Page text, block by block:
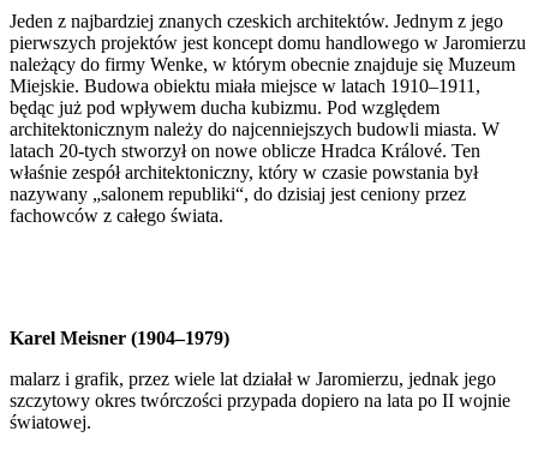
Jeden z najbardziej znanych czeskich architektów. Jednym z jego
pierwszych projektów jest koncept domu handlowego w Jaromierzu
należący do firmy Wenke, w którym obecnie znajduje się Muzeum
Miejskie. Budowa obiektu miała miejsce w latach 1910–1911,
będąc już pod wpływem ducha kubizmu. Pod względem
architektonicznym należy do najcenniejszych budowli miasta. W
latach 20-tych stworzył on nowe oblicze Hradca Králové. Ten
właśnie zespół architektoniczny, który w czasie powstania był
nazywany „salonem republiki“, do dzisiaj jest ceniony przez
fachowców z całego świata.
Karel Meisner (1904–1979)
malarz i grafik, przez wiele lat działał w Jaromierzu, jednak jego
szczytowy okres twórczości przypada dopiero na lata po II wojnie
światowej.